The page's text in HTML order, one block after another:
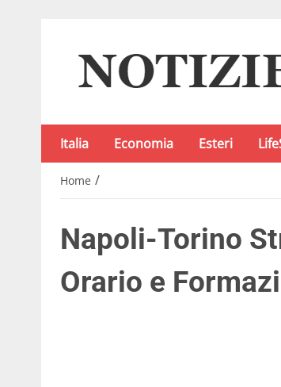
Italia Economia Esteri
Home /
Napoli-Torino
Orario e